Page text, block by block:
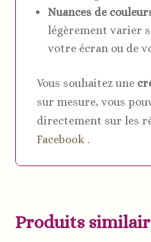
Nuances de
légèrement varier
votre écran ou de
Vous souhaitez une
sur mesure, vous
directement sur les
Facebook .
Produits